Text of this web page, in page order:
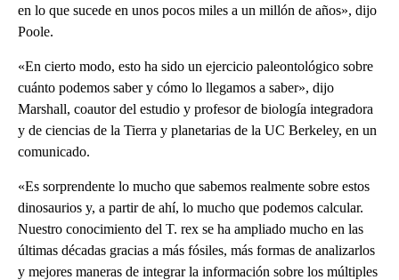
en lo que sucede en unos pocos miles a un millón de años», dijo
Poole.
«En cierto modo, esto ha sido un ejercicio paleontológico sobre
cuánto podemos saber y cómo lo llegamos a saber», dijo
Marshall, coautor del estudio y profesor de biología integradora
y de ciencias de la Tierra y planetarias de la UC Berkeley, en un
comunicado.
«Es sorprendente lo mucho que sabemos realmente sobre estos
dinosaurios y, a partir de ahí, lo mucho que podemos calcular.
Nuestro conocimiento del T. rex se ha ampliado mucho en las
últimas décadas gracias a más fósiles, más formas de analizarlos
y mejores maneras de integrar la información sobre los múltiples